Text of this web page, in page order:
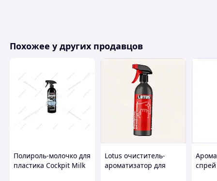
Похожее у других продавцов
Полироль-молочко для
пластика Cockpit Milk
Lotus очиститель-
ароматизатор для
спрей